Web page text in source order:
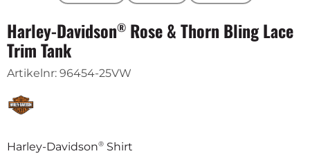
Harley-Davidson® Rose & Thorn Bling Lace
Trim Tank
Artikelnr: 96454-25VW
Harley-Davidson® Shirt